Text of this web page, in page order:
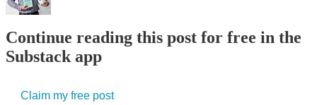
Continue reading this post for free in the
Substack app
Claim my free post